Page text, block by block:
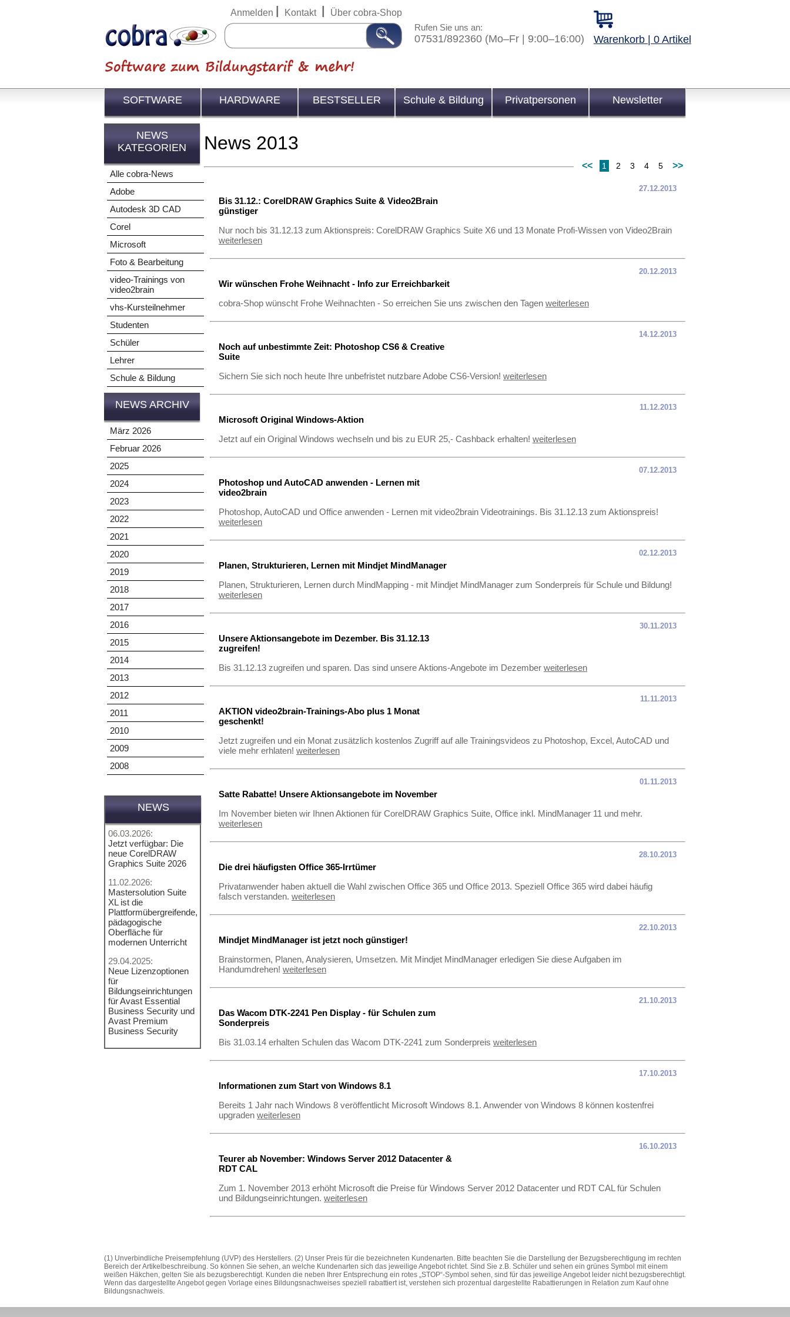
Anmelden Kontakt|
Über cobra-Shop
Rufen Sie uns an:
07531/892360 (Mo–Fr | 9:00–16:00) Warenkorb | 0 Artikel
SOFTWARE HARDWARE BESTSELLER Schule & Bildung Privatpersonen Newsletter
NEWS
KATEGORIEN
Alle cobra-News
Adobe
Autodesk 3D CAD
Corel
Microsoft
Foto & Bearbeitung
video-Trainings von
video2brain
vhs-Kursteilnehmer
Studenten
Schüler
Lehrer
Schule & Bildung
NEWS ARCHIV
März 2026
Februar 2026
2025
2024
2023
2022
2021
2020
2019
2018
2017
2016
2015
2014
2013
2012
2011
2010
2009
2008
NEWS
06.03.2026:
Jetzt verfügbar: Die
neue CorelDRAW
Graphics Suite 2026
11.02.2026:
Mastersolution Suite
XL ist die
Plattformübergreifende,
pädagogische
Oberfläche für
modernen Unterricht
29.04.2025:
Neue Lizenzoptionen
für
Bildungseinrichtungen
für Avast Essential
Business Security und
Avast Premium
Business Security
News 2013
<< 1 2 3 4 5 >>
Bis 31.12.: CorelDRAW Graphics Suite & Video2Brain
günstiger
Nur noch bis 31.12.13 zum Aktionspreis: CorelDRAW Graphics Suite X6 und 13 Monate Profi-Wissen von Video2Brain
weiterlesen
27.12.2013
Wir wünschen Frohe Weihnacht - Info zur Erreichbarkeit
cobra-Shop wünscht Frohe Weihnachten - So erreichen Sie uns zwischen den Tagen weiterlesen
20.12.2013
Noch auf unbestimmte Zeit: Photoshop CS6 & Creative
Suite
Sichern Sie sich noch heute Ihre unbefristet nutzbare Adobe CS6-Version! weiterlesen
14.12.2013
Microsoft Original Windows-Aktion
Jetzt auf ein Original Windows wechseln und bis zu EUR 25,- Cashback erhalten! weiterlesen
11.12.2013
Photoshop und AutoCAD anwenden - Lernen mit
video2brain
Photoshop, AutoCAD und Office anwenden - Lernen mit video2brain Videotrainings. Bis 31.12.13 zum Aktionspreis!
weiterlesen
07.12.2013
Planen, Strukturieren, Lernen mit Mindjet MindManager
Planen, Strukturieren, Lernen durch MindMapping - mit Mindjet MindManager zum Sonderpreis für Schule und Bildung!
weiterlesen
02.12.2013
Unsere Aktionsangebote im Dezember. Bis 31.12.13
zugreifen!
Bis 31.12.13 zugreifen und sparen. Das sind unsere Aktions-Angebote im Dezember weiterlesen
30.11.2013
AKTION video2brain-Trainings-Abo plus 1 Monat
geschenkt!
Jetzt zugreifen und ein Monat zusätzlich kostenlos Zugriff auf alle Trainingsvideos zu Photoshop, Excel, AutoCAD und
viele mehr erhlaten! weiterlesen
11.11.2013
Satte Rabatte! Unsere Aktionsangebote im November
Im November bieten wir Ihnen Aktionen für CorelDRAW Graphics Suite, Office inkl. MindManager 11 und mehr.
weiterlesen
01.11.2013
Die drei häufigsten Office 365-Irrtümer
Privatanwender haben aktuell die Wahl zwischen Office 365 und Office 2013. Speziell Office 365 wird dabei häufig
falsch verstanden. weiterlesen
28.10.2013
Mindjet MindManager ist jetzt noch günstiger!
Brainstormen, Planen, Analysieren, Umsetzen. Mit Mindjet MindManager erledigen Sie diese Aufgaben im
Handumdrehen! weiterlesen
22.10.2013
Das Wacom DTK-2241 Pen Display - für Schulen zum
Sonderpreis
Bis 31.03.14 erhalten Schulen das Wacom DTK-2241 zum Sonderpreis weiterlesen
21.10.2013
Informationen zum Start von Windows 8.1
Bereits 1 Jahr nach Windows 8 veröffentlicht Microsoft Windows 8.1. Anwender von Windows 8 können kostenfrei
upgraden weiterlesen
17.10.2013
Teurer ab November: Windows Server 2012 Datacenter &
RDT CAL
Zum 1. November 2013 erhöht Microsoft die Preise für Windows Server 2012 Datacenter und RDT CAL für Schulen
und Bildungseinrichtungen. weiterlesen
16.10.2013
(1) Unverbindliche Preisempfehlung (UVP) des Herstellers. (2) Unser Preis für die bezeichneten Kundenarten. Bitte beachten Sie die Darstellung der Bezugsberechtigung im rechten
Bereich der Artikelbeschreibung. So können Sie sehen, an welche Kundenarten sich das jeweilige Angebot richtet. Sind Sie z.B. Schüler und sehen ein grünes Symbol mit einem
weißen Häkchen, gelten Sie als bezugsberechtigt. Kunden die neben Ihrer Entsprechung ein rotes „STOP“-Symbol sehen, sind für das jeweilige Angebot leider nicht bezugsberechtigt.
Wenn das dargestellte Angebot gegen Vorlage eines Bildungsnachweises speziell rabattiert ist, verstehen sich prozentual dargestellte Rabattierungen in Relation zum Kauf ohne
Bildungsnachweis.